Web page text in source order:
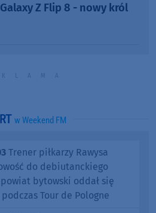
Z Flip 8 - nowy król
w Weekend FM
Trener piłkarzy Rawysa
do debiutanckiego
bytowski oddał się
Tour de Pologne